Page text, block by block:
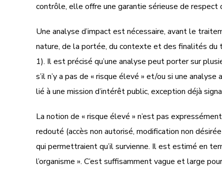
contrôle, elle offre une garantie sérieuse de respect
Une analyse d’impact est nécessaire, avant le
nature, de la portée, du contexte et des finalités du
1). Il est précisé qu’une analyse peut porter sur
s’il n’y a pas de « risque élevé » et/ou si une
lié à une mission d’intérêt public, exception déjà
La notion de « risque élevé » n’est pas
redouté (accès non autorisé, modification non
qui permettraient qu’il survienne. Il est estimé en
l’organisme ». C’est suffisamment vague et large